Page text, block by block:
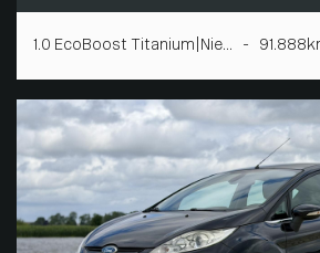
1.0 EcoBoost Titanium|Nie... -